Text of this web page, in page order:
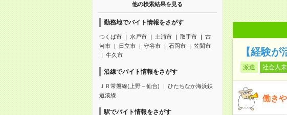
他の検索結果を見る
勤務地でバイト情報をさがす
つくば市 水戸市 土浦市 取手市
古
河市
日立市 守谷市 石岡市
笠間市
牛久市
沿線でバイト情報をさがす
ＪＲ常磐線(上野－仙台)
ひたちなか海浜鉄
道湊線
駅でバイト情報をさがす
【経験
派遣 社会人
働き